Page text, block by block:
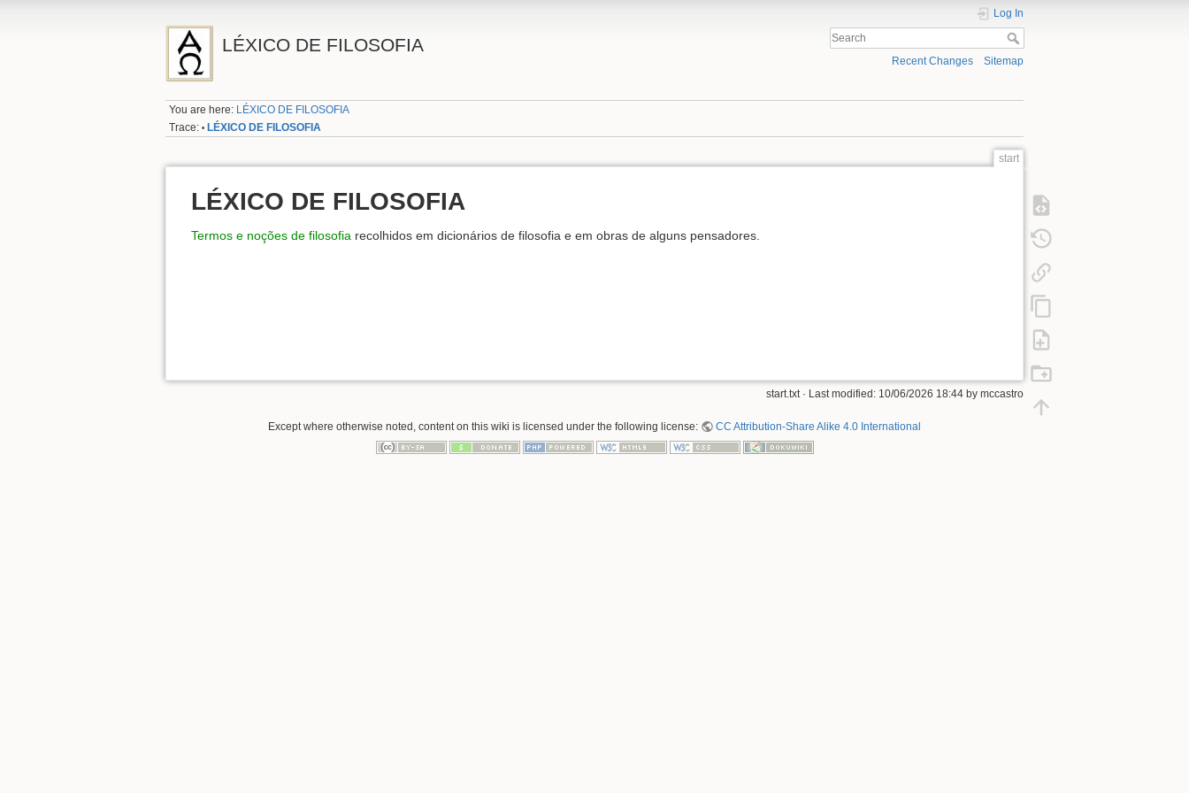
LÉXICO DE FILOSOFIA
Log In
Recent Changes Sitemap
You are here: LÉXICO DE FILOSOFIA
Trace: • LÉXICO DE FILOSOFIA
start
LÉXICO DE FILOSOFIA
Termos e noções de filosofia recolhidos em dicionários de filosofia e em obras de alguns pensadores.
start.txt· Last modified: 10/06/2026 18:44 by mccastro
Except where otherwise noted, content on this wiki is licensed under the following license: CC Attribution-Share Alike 4.0 International